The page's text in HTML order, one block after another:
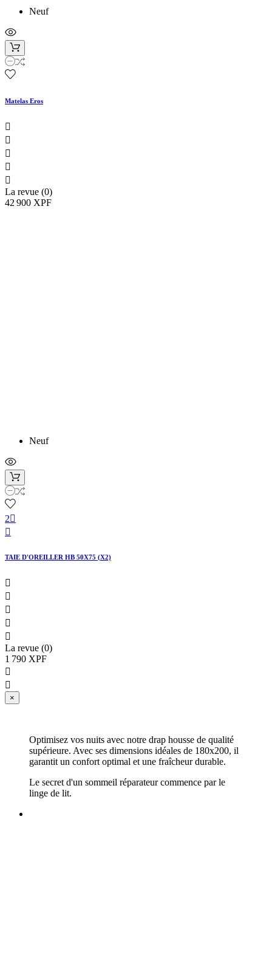
Neuf
Matelas Eros





La revue (0)
42 900 XPF
Neuf
2

TAIE D'OREILLER HB 50X75 (X2)





La revue (0)
1 790 XPF


×
Optimisez vos nuits avec notre drap housse de qualité
supérieure. Avec ses dimensions idéales de 180x200, il
garantit un confort optimal et une fraîcheur durable.
Le secret d'un sommeil réparateur commence par le
linge de lit.